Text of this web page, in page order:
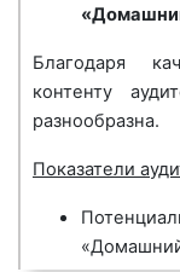
время.
длиннее
После
телеканал
российско-
Благодаря
контенту
разнообразна.
Показатели